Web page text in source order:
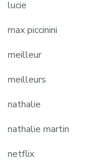
lucie
max piccinini
meilleur
meilleurs
nathalie
nathalie martin
netflix